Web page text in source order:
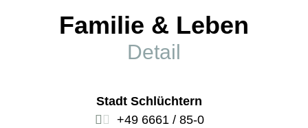
Familie & Leben
Detail
Stadt Schlüchtern
+49 6661 / 85-0